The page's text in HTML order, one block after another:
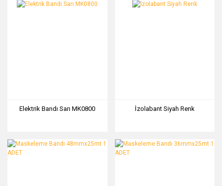
Elektrik Bandı Sarı MK0800 İzolabant Siyah Renk